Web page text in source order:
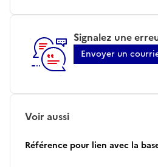
Signalez une
Envoyer un
Voir aussi
Référence pour lien avec la